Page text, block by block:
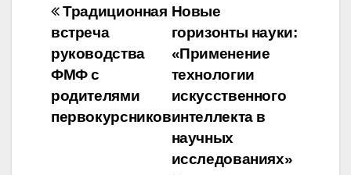
Навигация
по
записям
Новые
горизонты науки:
«Применение
технологии
искусственного
интеллекта в
научных
исследованиях»
Традиционная
встреча
руководства
ФМФ с
родителями
первокурсников